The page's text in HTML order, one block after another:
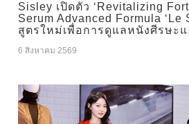
Sisley เปิดตัว ‘Revitalizing
Serum Advanced Formula ‘Le
สูตรใหม่เพื่อการดูแลหนังศีรษะแ
6 สิงหาคม 2569